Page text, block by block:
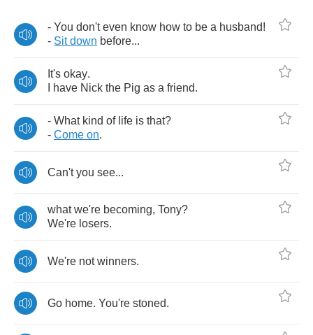
- You don't even know how to be a husband!
- Sit down before...
It's okay.
have Nick the Pig as a friend.
- What kind of life is that?
- Come on.
Can't you see...
what we're becoming, Tony?
We're losers.
We're not winners.
Go home. You're stoned.